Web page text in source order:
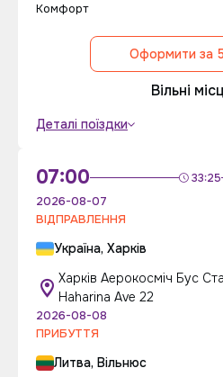
Комфорт
Оформити за
Вільні
Деталі поїздки
07:00 33:25
2026-08-07
ВІДПРАВЛЕННЯ
Україна, Харків
Харків Аерокосміч Бус
Haharina Ave 22
2026-08-08
ПРИБУТТЯ
Литва, Вільнюс